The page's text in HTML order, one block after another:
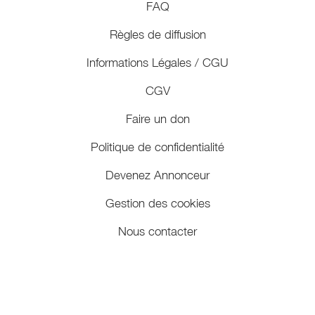
FAQ
Règles de diffusion
Informations Légales / CGU
CGV
Faire un don
Politique de confidentialité
Devenez Annonceur
Gestion des cookies
Nous contacter